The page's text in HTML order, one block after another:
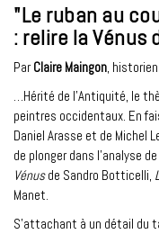
"Le ruban au
: relire la Vénus
ParClaire Maingon,
…Hérité de l’Antiquité, le
peintres occidentaux. En
Daniel Arasse et de Michel
de plonger dans l’analyse
Vénusde Sandro Botticelli,
Manet.
S’attachant à un détail du